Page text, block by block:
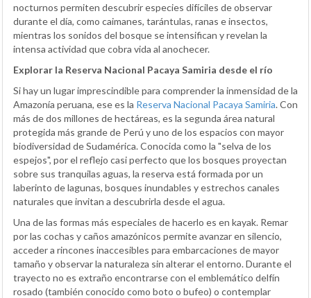
nocturnos permiten descubrir especies difíciles de observar
durante el día, como caimanes, tarántulas, ranas e insectos,
mientras los sonidos del bosque se intensifican y revelan la
intensa actividad que cobra vida al anochecer.
Explorar la Reserva Nacional Pacaya Samiria desde el río
Si hay un lugar imprescindible para comprender la inmensidad de la
Amazonía peruana, ese es la Reserva Nacional Pacaya Samiria. Con
más de dos millones de hectáreas, es la segunda área natural
protegida más grande de Perú y uno de los espacios con mayor
biodiversidad de Sudamérica. Conocida como la "selva de los
espejos", por el reflejo casi perfecto que los bosques proyectan
sobre sus tranquilas aguas, la reserva está formada por un
laberinto de lagunas, bosques inundables y estrechos canales
naturales que invitan a descubrirla desde el agua.
Una de las formas más especiales de hacerlo es en kayak. Remar
por las cochas y caños amazónicos permite avanzar en silencio,
acceder a rincones inaccesibles para embarcaciones de mayor
tamaño y observar la naturaleza sin alterar el entorno. Durante el
trayecto no es extraño encontrarse con el emblemático delfín
rosado (también conocido como boto o bufeo) o contemplar